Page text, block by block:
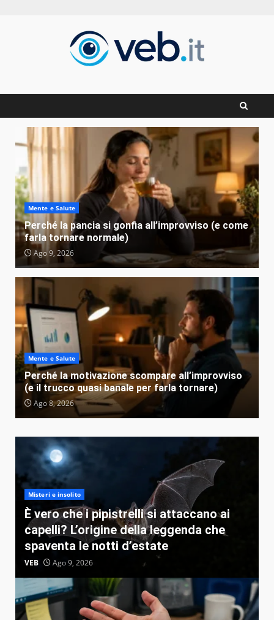
Misteri e insolito
È vero che i pipistrelli si attaccano ai
capelli? L’origine della leggenda che
spaventa le notti d’estate
VEB Ago 9, 2026
Mente e Salute
Perché la pancia si gonfia all’improvviso (e come
farla tornare normale)
Ago 9, 2026
Mente e Salute
Perché la motivazione scompare all’improvviso
(e il trucco quasi banale per farla tornare)
Ago 8, 2026